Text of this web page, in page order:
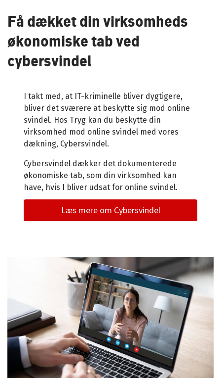
Få dækket din virksomheds
økonomiske tab ved
cybersvindel
I takt med, at IT-kriminelle bliver dygtigere,
bliver det sværere at beskytte sig mod online
svindel. Hos Tryg kan du beskytte din
virksomhed mod online svindel med vores
dækning, Cybersvindel.
Cybersvindel dækker det dokumenterede
økonomiske tab, som din virksomhed kan
have, hvis I bliver udsat for online svindel.
Læs mere om Cybersvindel